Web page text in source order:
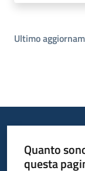
Ultimo
Quanto
questa